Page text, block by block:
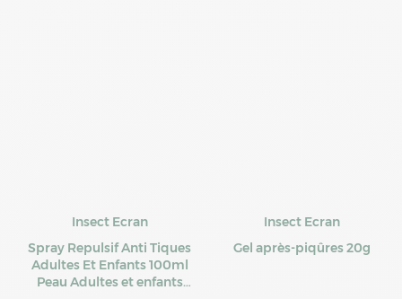
Insect Ecran
Spray Repulsif Anti Tiques
Adultes Et Enfants 100ml
Peau Adultes et enfants
Insect Ecran
Gel après-piqûres 20g